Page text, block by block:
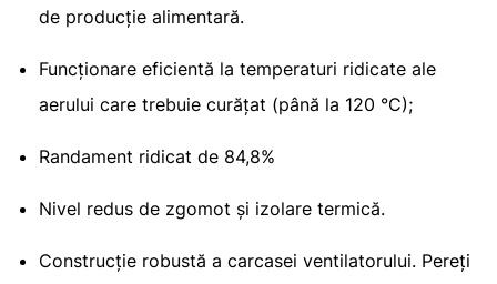
de producție alimentară.
Funcționare eficientă la temperaturi ridicate ale
aerului care trebuie curățat (până la 120 °C);
Randament ridicat de 84,8%
Nivel redus de zgomot și izolare termică.
Construcție robustă a carcasei ventilatorului. Pereți